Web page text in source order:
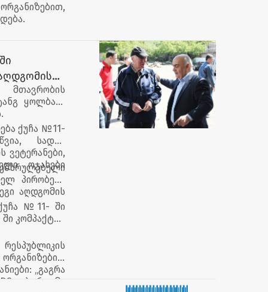
ყოლბაია
ქუჩა №11-
სადაც
ვეტერანები,
ოჯახები
პირობებს
აღდგომის
№11- ში
კომპაქტურ
„გაგრა
ბორჯომი